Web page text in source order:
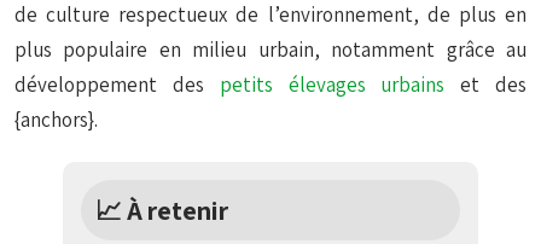
de culture respectueux de l’environnement, de plus en
plus populaire en milieu urbain, notamment grâce au
développement des petits élevages urbains et des
{anchors}.
📈 À retenir